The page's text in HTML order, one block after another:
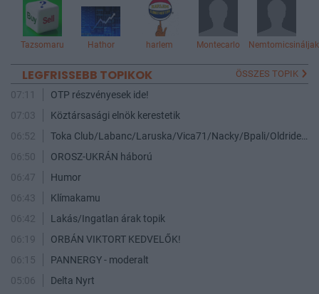
Tazsomaru Hathor harlem Montecarlo Nemtomicsináljak
LEGFRISSEBB TOPIKOK ÖSSZES TOPIK
07:11
OTP részvényesek ide!
07:03
Köztársasági elnök kerestetik
06:52
06:50
OROSZ-UKRÁN háború
06:47
Humor
06:43
Klímakamu
06:42
Lakás/Ingatlan árak topik
06:19
ORBÁN VIKTORT KEDVELŐK!
06:15
PANNERGY - moderalt
05:06
Delta Nyrt